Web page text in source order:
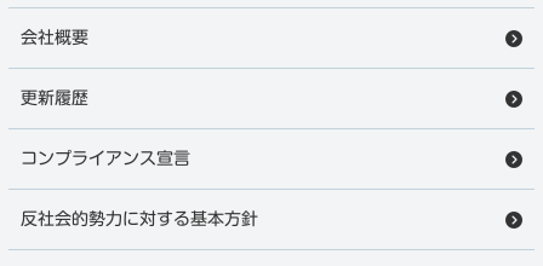
会社概要
更新履歴
コンプライアンス宣言
反社会的勢力に対する基本方針